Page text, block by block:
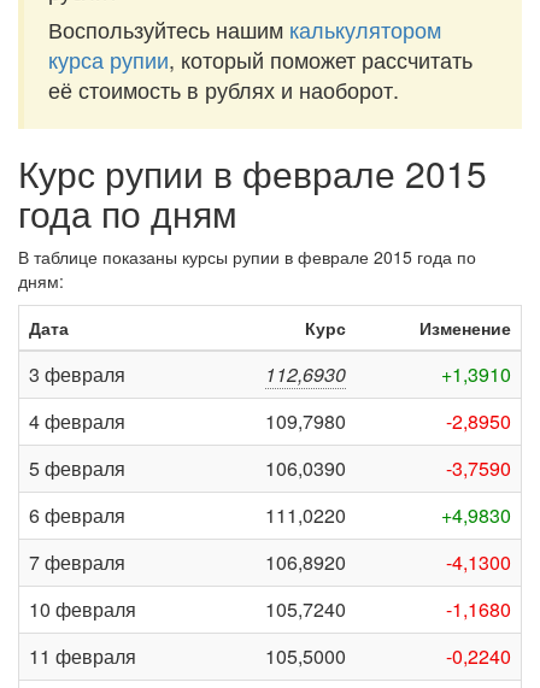
Воспользуйтесь нашим калькулятором
курса рупии, который поможет рассчитать
её стоимость в рублях и наоборот.
Курс рупии в феврале 2015
года по дням
В таблице показаны курсы рупии в феврале 2015 года по
дням:
Дата
Курс Изменение
3 февраля 112,6930
+1,3910
4 февраля
109,7980
-2,8950
5 февраля
106,0390
-3,7590
6 февраля
111,0220
+4,9830
7 февраля
106,8920
-4,1300
10 февраля
105,7240
-1,1680
11 февраля
105,5000
-0,2240